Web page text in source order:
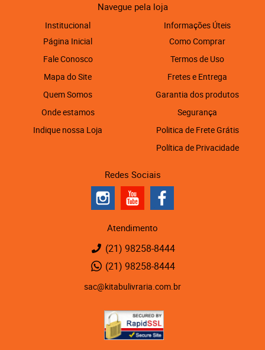
Navegue pela loja
Institucional
Página Inicial
Fale Conosco
Mapa do Site
Quem Somos
Onde estamos
Indique nossa Loja
Informações Úteis
Como Comprar
Termos de Uso
Fretes e Entrega
Garantia dos produtos
Segurança
Politica de Frete Grátis
Política de Privacidade
Redes Sociais
Atendimento
(21) 98258-8444
(21) 98258-8444
sac@kitabulivraria.com.br